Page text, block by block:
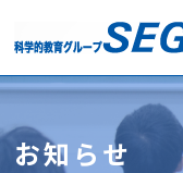
お知らせ